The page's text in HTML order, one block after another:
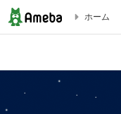
ホーム